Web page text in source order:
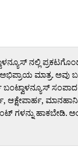
ನಲ್ಲಿ
ಮಾತ್ರ. ಅವು
ಗಳನ್ನು ಹಾಕಬೇಡಿ.